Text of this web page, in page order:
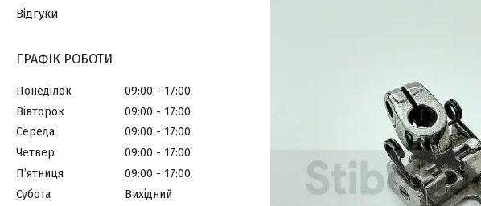
Відгуки
ГРАФІК РОБОТИ
Понеділок 09:00
17:00
Вівторок
09:00
17:00
Середа
09:00
17:00
Четвер
09:00
17:00
Пʼятниця
09:00
17:00
Субота
Вихідний